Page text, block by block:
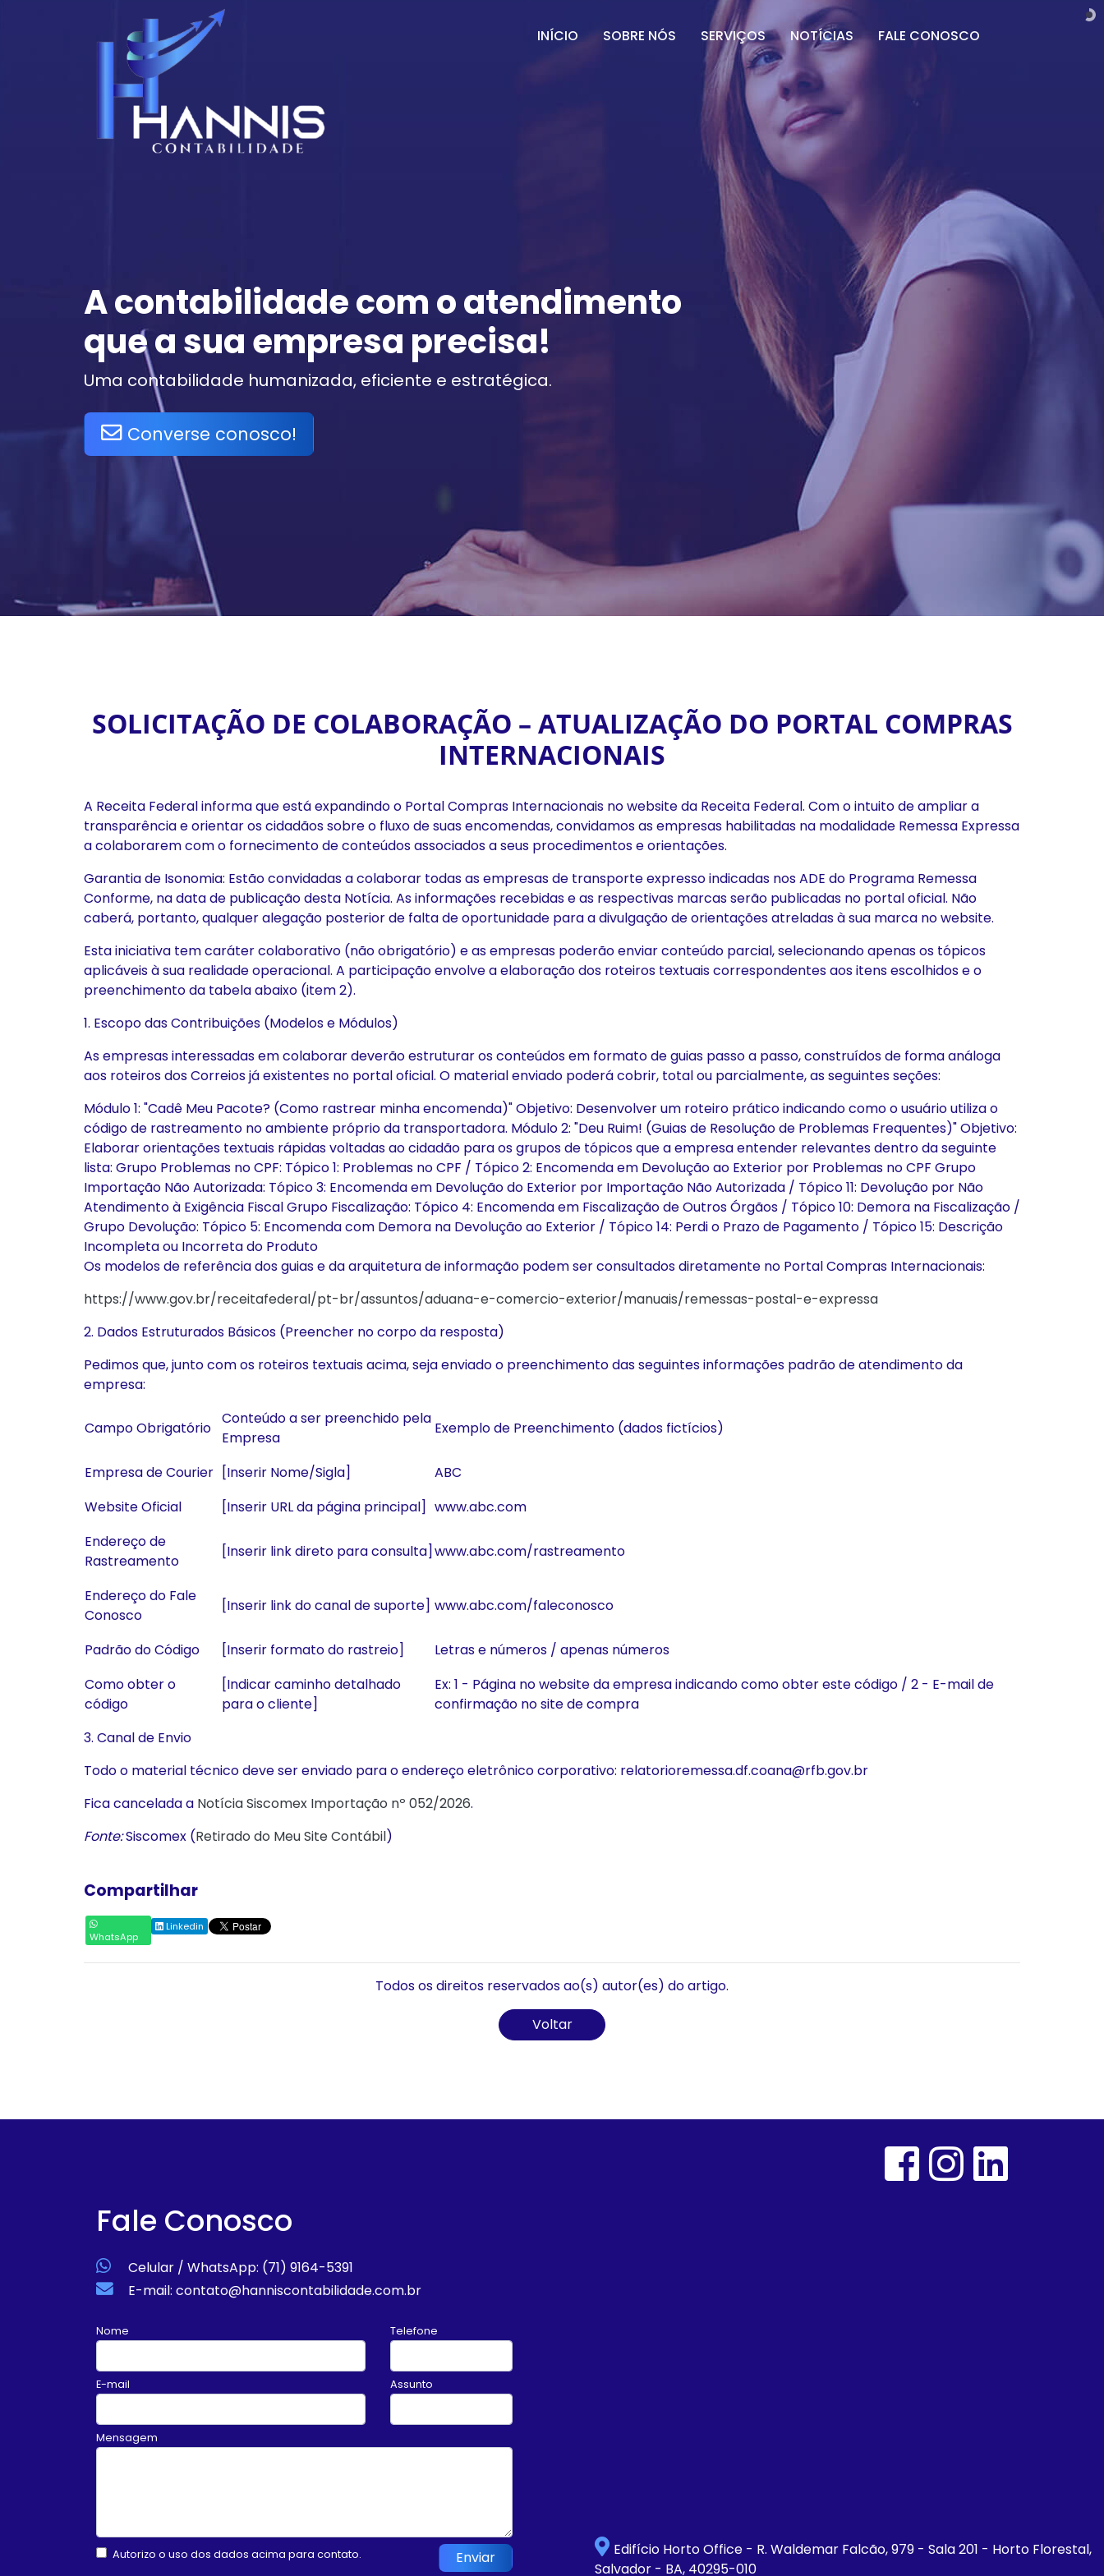
INÍCIO SOBRE NÓS SERVIÇOS NOTÍCIAS FALE CONOSCO
A contabilidade com o atendimento
que a sua empresa precisa!
Uma contabilidade humanizada, eficiente e estratégica.
Converse conosco!
SOLICITAÇÃO DE COLABORAÇÃO – ATUALIZAÇÃO DO PORTAL COMPRAS
INTERNACIONAIS
A Receita Federal informa que está expandindo o Portal Compras Internacionais no website da Receita Federal. Com o intuito de ampliar a
transparência e orientar os cidadãos sobre o fluxo de suas encomendas, convidamos as empresas habilitadas na modalidade Remessa Expressa
a colaborarem com o fornecimento de conteúdos associados a seus procedimentos e orientações.
Garantia de Isonomia: Estão convidadas a colaborar todas as empresas de transporte expresso indicadas nos ADE do Programa Remessa
Conforme, na data de publicação desta Notícia. As informações recebidas e as respectivas marcas serão publicadas no portal oficial. Não
caberá, portanto, qualquer alegação posterior de falta de oportunidade para a divulgação de orientações atreladas à sua marca no website.
Esta iniciativa tem caráter colaborativo (não obrigatório) e as empresas poderão enviar conteúdo parcial, selecionando apenas os tópicos
aplicáveis à sua realidade operacional. A participação envolve a elaboração dos roteiros textuais correspondentes aos itens escolhidos e o
preenchimento da tabela abaixo (item 2).
1. Escopo das Contribuições (Modelos e Módulos)
As empresas interessadas em colaborar deverão estruturar os conteúdos em formato de guias passo a passo, construídos de forma análoga
aos roteiros dos Correios já existentes no portal oficial. O material enviado poderá cobrir, total ou parcialmente, as seguintes seções:
Módulo 1: "Cadê Meu Pacote? (Como rastrear minha encomenda)" Objetivo: Desenvolver um roteiro prático indicando como o usuário utiliza o
código de rastreamento no ambiente próprio da transportadora. Módulo 2: "Deu Ruim! (Guias de Resolução de Problemas Frequentes)" Objetivo:
Elaborar orientações textuais rápidas voltadas ao cidadão para os grupos de tópicos que a empresa entender relevantes dentro da seguinte
lista: Grupo Problemas no CPF: Tópico 1: Problemas no CPF / Tópico 2: Encomenda em Devolução ao Exterior por Problemas no CPF Grupo
Importação Não Autorizada: Tópico 3: Encomenda em Devolução do Exterior por Importação Não Autorizada / Tópico 11: Devolução por Não
Atendimento à Exigência Fiscal Grupo Fiscalização: Tópico 4: Encomenda em Fiscalização de Outros Órgãos / Tópico 10: Demora na Fiscalização /
Grupo Devolução: Tópico 5: Encomenda com Demora na Devolução ao Exterior / Tópico 14: Perdi o Prazo de Pagamento / Tópico 15: Descrição
Incompleta ou Incorreta do Produto
Os modelos de referência dos guias e da arquitetura de informação podem ser consultados diretamente no Portal Compras Internacionais:
https://www.gov.br/receitafederal/pt-br/assuntos/aduana-e-comercio-exterior/manuais/remessas-postal-e-expressa
2. Dados Estruturados Básicos (Preencher no corpo da resposta)
Pedimos que, junto com os roteiros textuais acima, seja enviado o preenchimento das seguintes informações padrão de atendimento da
empresa:
Campo Obrigatório
Conteúdo a ser preenchido pela
Empresa
Exemplo de Preenchimento (dados fictícios)
Empresa de Courier [Inserir Nome/Sigla]
ABC
Website Oficial
[Inserir URL da página principal] www.abc.com
Endereço de
Rastreamento
[Inserir link direto para consulta] www.abc.com/rastreamento
Endereço do Fale
Conosco
[Inserir link do canal de suporte] www.abc.com/faleconosco
Padrão do Código [Inserir formato do rastreio]
Letras e números / apenas números
Como obter o
código
[Indicar caminho detalhado
para o cliente]
Ex: 1 - Página no website da empresa indicando como obter este código / 2 - E-mail de
confirmação no site de compra
3. Canal de Envio
Todo o material técnico deve ser enviado para o endereço eletrônico corporativo: relatorioremessa.df.coana@rfb.gov.br
Fica cancelada a Notícia Siscomex Importação nº 052/2026.
Fonte:Siscomex (Retirado do Meu Site Contábil)
Compartilhar
WhatsApp
Linkedin
Todos os direitos reservados ao(s) autor(es) do artigo.
Voltar
Fale Conosco
Celular / WhatsApp: (71) 9164-5391
E-mail: contato@hanniscontabilidade.com.br
Nome Telefone
E-mail Assunto
Mensagem
Autorizo o uso dos dados acima para contato. Enviar
Edifício Horto Office - R. Waldemar Falcão, 979 - Sala 201 - Horto Florestal,
Salvador - BA, 40295-010